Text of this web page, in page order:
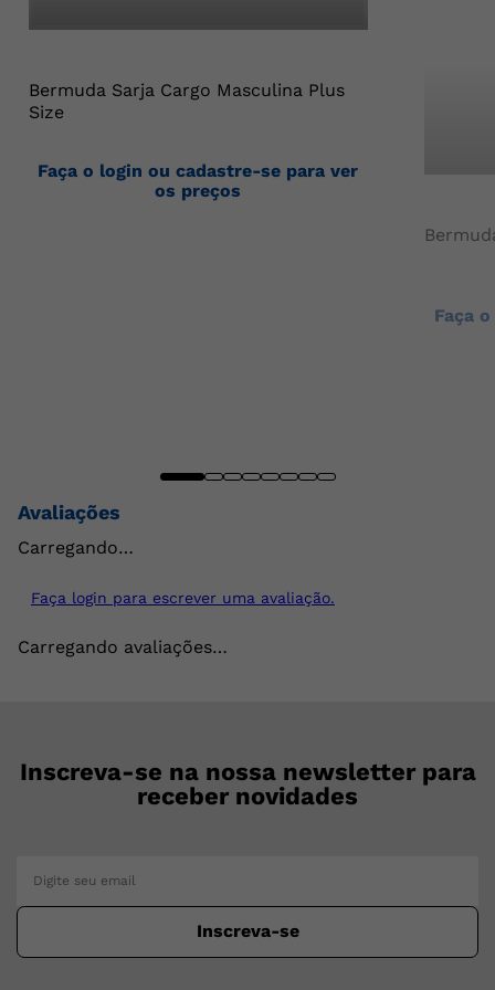
Bermuda Sarja Cargo Masculina Plus
Size
Faça o login ou cadastre-se para ver
os preços
Faça
Avaliações
Carregando…
Faça login para escrever uma avaliação.
Carregando avaliações…
Inscreva-se na nossa newsletter para
receber novidades
Inscreva-se